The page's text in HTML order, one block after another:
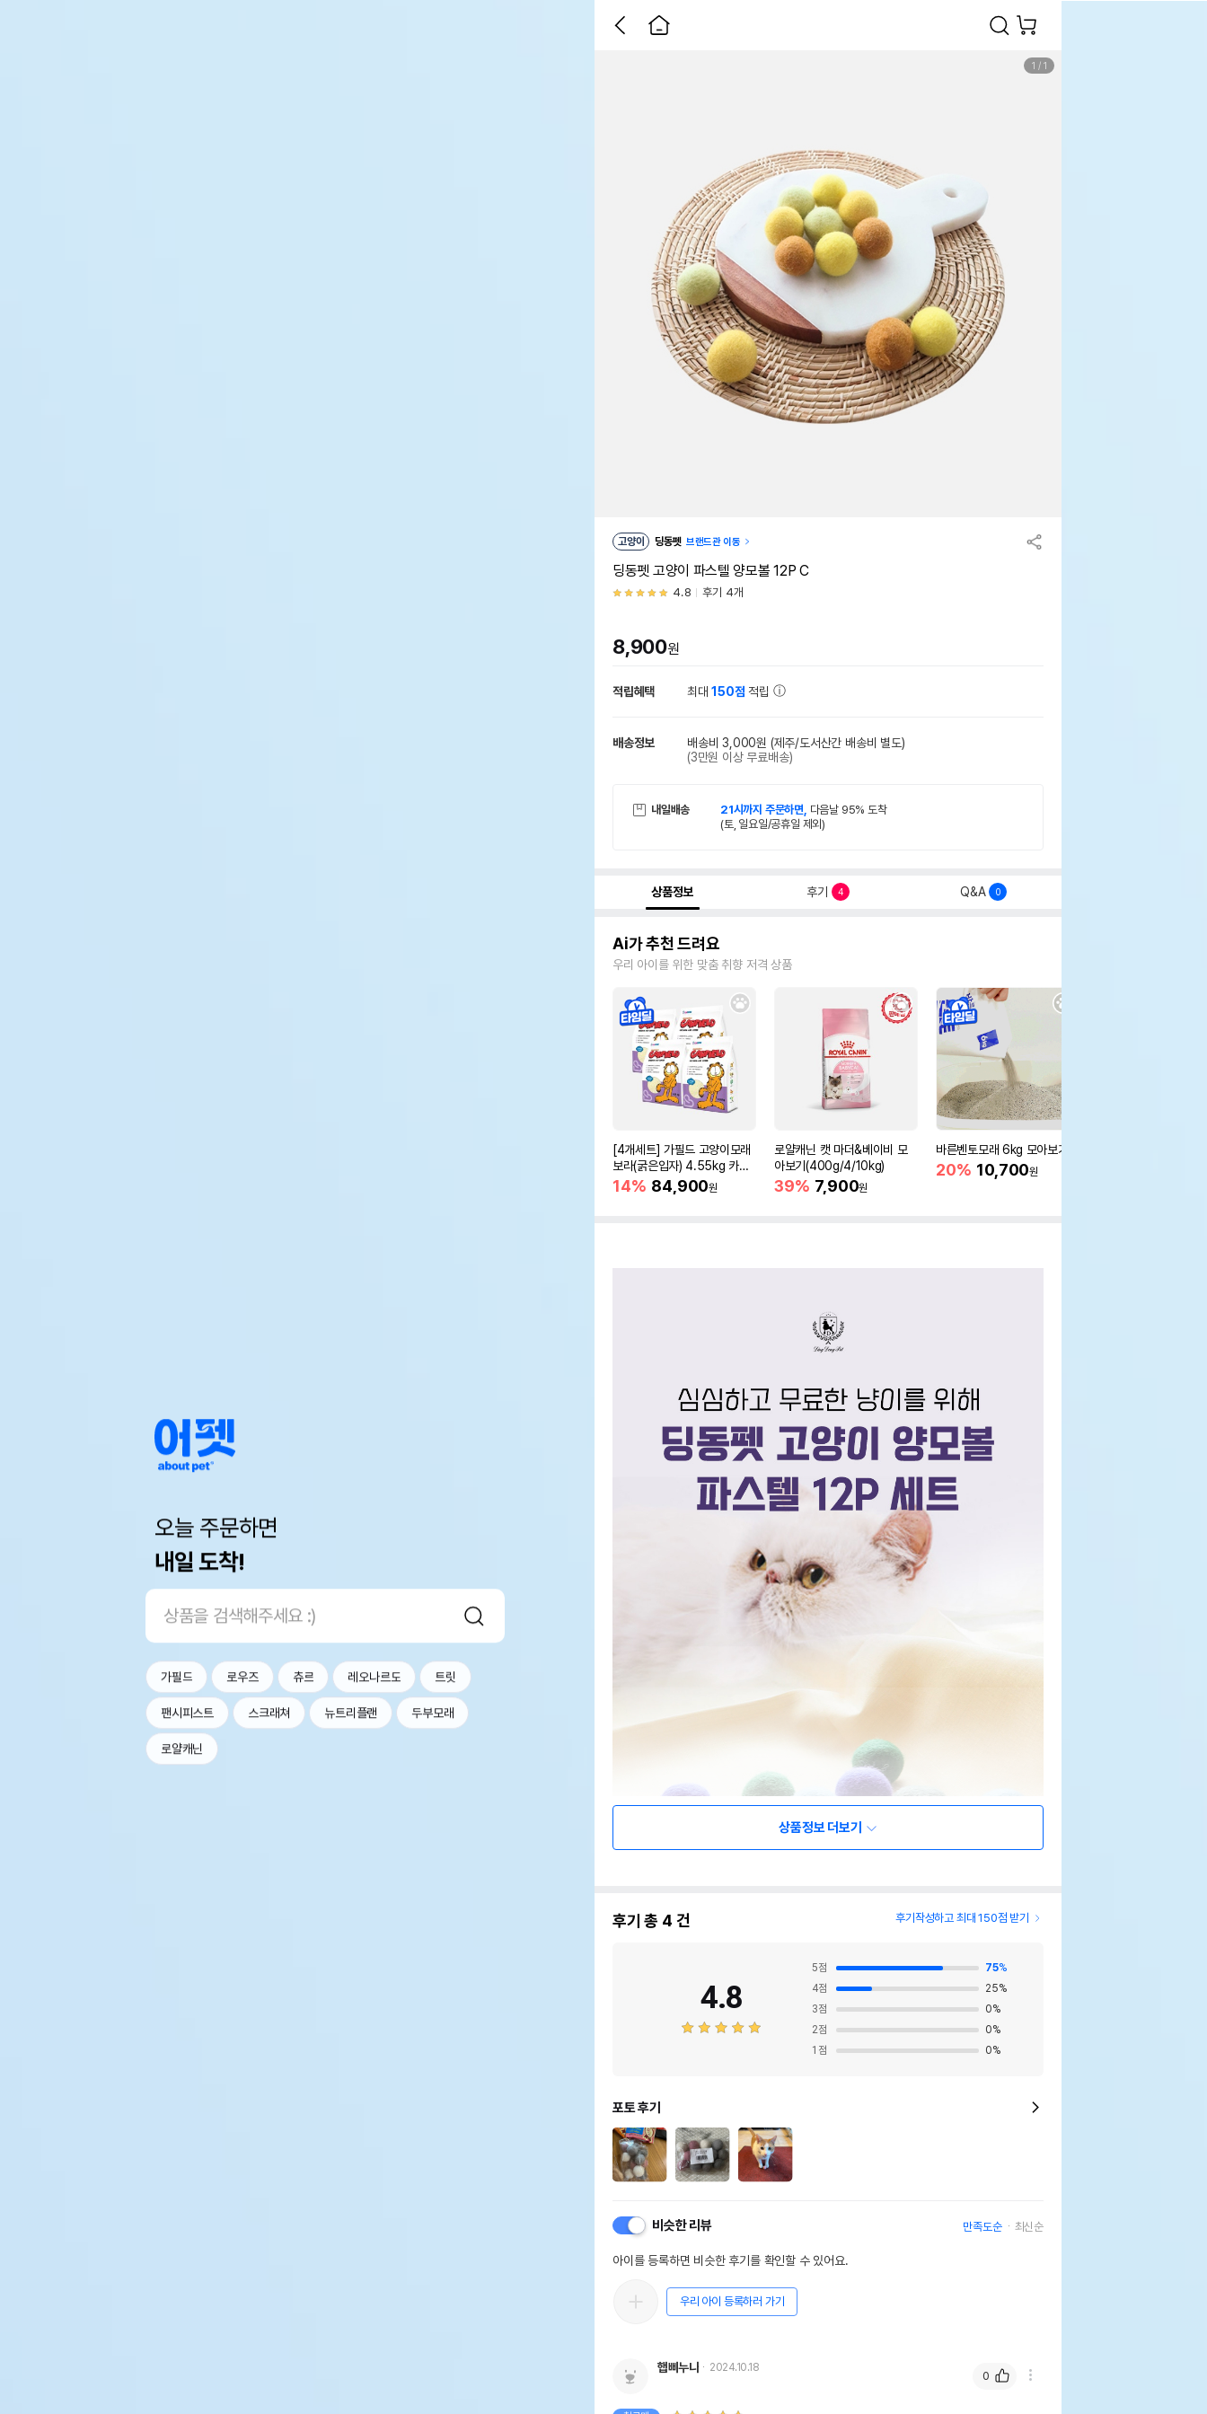
오늘 주문하면
내일 도착!
가필드 로우즈 츄르 레오나르도 트릿
팬시피스트 스크래쳐 뉴트리플랜 두부모래
로얄캐닌
1 / 1
고양이 딩동펫 브랜드관 이동
딩동펫 고양이 파스텔 양모볼 12P C
4.8 후기 4개
8,900원
적립혜택 최대150점 적립
배송정보 배송비 3,000원 (제주/도서산간 배송비 별도)
(3만원 이상 무료배송)
내일배송 21시까지 주문하면, 다음날 95% 도착
(토, 일요일/공휴일 제외)
상품정보 후기 4 Q&A 0
Ai가 추천 드려요
우리 아이를 위한 맞춤 취향 저격 상품
[4개세트] 가필드 고양이모래
보라(굵은입자) 4.55kg 카사
바모래
14% 84,900원
로얄캐닌 캣 마더&베이비 모
아보기(400g/4/10kg)
39% 7,900원
바른벤토모래 6kg 모아보기
20% 10,700원
상품정보 더보기
후기 총 4 건 후기작성하고 최대 150점 받기
4.8
5점 75%
4점 25%
3점 0%
2점 0%
1 점 0%
포토 후기
비슷한 리뷰 만족도순 최신순
아이를 등록하면 비슷한 후기를 확인할 수 있어요.
우리 아이 등록하러 가기
햅삐누나 2024.10.18
0